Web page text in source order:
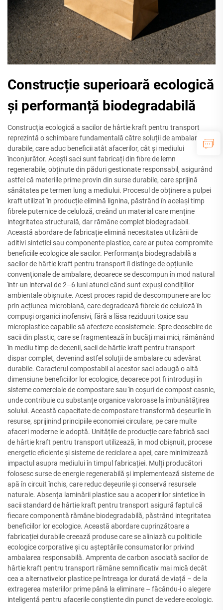
Construcție superioară ecologică
și performanță biodegradabilă
Construcția ecologică a sacilor de hârtie kraft pentru transport
reprezintă o schimbare fundamentală către soluții de ambalare
durabile, care aduc beneficii atât afacerilor, cât și mediului
înconjurător. Acești saci sunt fabricați din fibre de lemn
regenerabile, obținute din păduri gestionate responsabil, asigurând
astfel că materiile prime provin din surse durabile, care sprijină
sănătatea pe termen lung a mediului. Procesul de obținere a pulpei
kraft utilizat în producție elimină lignina, păstrând în același timp
fibrele puternice de celuloză, creând un material care menține
integritatea structurală, dar rămâne complet biodegradabil.
Această abordare de fabricație elimină necesitatea utilizării de
aditivi sintetici sau componente plastice, care ar putea compromite
beneficiile ecologice ale sacilor. Performanța biodegradabilă a
sacilor de hârtie kraft pentru transport îi distinge de opțiunile
convenționale de ambalare, deoarece se descompun în mod natural
într-un interval de 2–6 luni atunci când sunt expuși condițiilor
ambientale obișnuite. Acest proces rapid de descompunere are loc
prin acțiunea microbiană, care degradează fibrele de celuloză în
compuși organici inofensivi, fără a lăsa reziduuri toxice sau
microplastice capabile să afecteze ecosistemele. Spre deosebire de
sacii din plastic, care se fragmentează în bucăți mai mici, rămânând
în mediu timp de decenii, sacii de hârtie kraft pentru transport
dispar complet, devenind astfel soluții de ambalare cu adevărat
durabile. Caracterul compostabil al acestor saci adaugă o altă
dimensiune beneficiilor lor ecologice, deoarece pot fi introduși în
sisteme comerciale de compostare sau în coșuri de compost casnic,
unde contribuie cu substanțe organice valoroase la îmbunătățirea
solului. Această capacitate de compostare transformă deșeurile în
resurse, sprijinind principiile economiei circulare, pe care multe
afaceri moderne le adoptă. Unitățile de producție care fabrică saci
de hârtie kraft pentru transport utilizează, în mod obișnuit, procese
energetic eficiente și sisteme de reciclare a apei, care minimizează
impactul asupra mediului în timpul fabricației. Mulți producători
folosesc surse de energie regenerabilă și implementează sisteme de
apă în circuit închis, care reduc deșeurile și conservă resursele
naturale. Absența laminării plastice sau a acoperirilor sintetice în
sacii standard de hârtie kraft pentru transport asigură faptul că
fiecare componentă rămâne biodegradabilă, păstrând integritatea
beneficiilor lor ecologice. Această abordare cuprinzătoare a
fabricației durabile creează produse care se aliniază cu politicile
ecologice corporative și cu așteptările consumatorilor privind
ambalarea responsabilă. Amprenta de carbon asociată sacilor de
hârtie kraft pentru transport rămâne semnificativ mai mică decât
cea a alternativelor plastice pe întreaga lor durată de viață – de la
extragerea materiilor prime până la eliminare – făcându-i o alegere
inteligentă pentru afacerile conștiente din punct de vedere ecologic.